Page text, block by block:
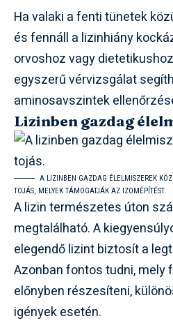
Ha valaki a fenti tünetek
és fennáll a lizinhiány
orvoshoz vagy
egyszerű vérvizsgálat
aminosavszintek
Lizinben gazdag
A LIZINBEN GAZDAG ÉLELMISZEREK
TOJÁS, MELYEK TÁMOGATJÁK AZ IZOMÉPÍTÉST.
A lizin természetes úton
megtalálható. A
elegendő lizint biztosít a
Azonban fontos tudni, mely
előnyben részesíteni,
igények esetén.